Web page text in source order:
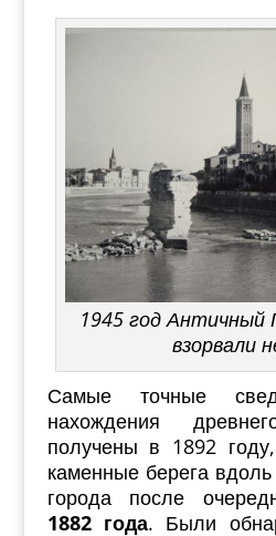
1945 год
взорвали
Самые точные
нахождения
получены в 1892
каменные берега
города после
1882 года. Были